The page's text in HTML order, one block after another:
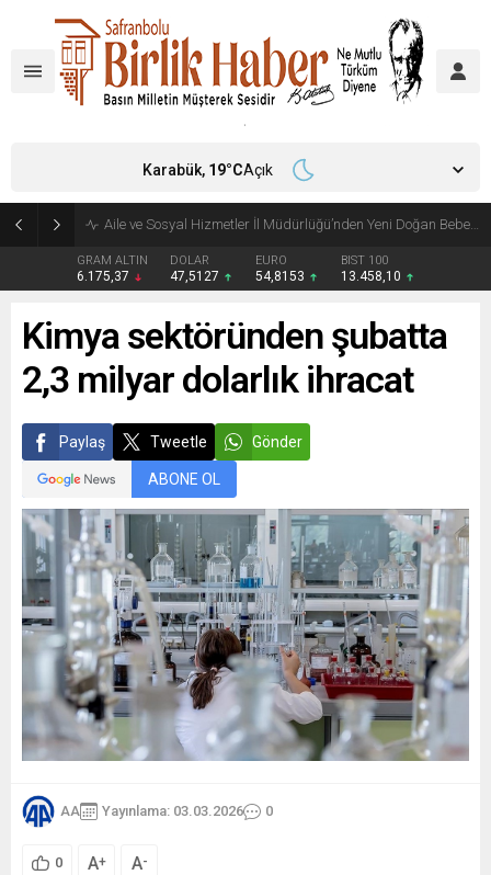
Aile ve Sosyal Hizmetler İl Müdürlüğü’nden Yeni Doğan Bebekler İçin Destek Çantası
GRAM ALTIN
6.175,37
DOLAR
47,5127
EURO
54,8153
BIST 100
13.458,10
Karabük, 19°CAçık
Kimya sektöründen şubatta
2,3 milyar dolarlık ihracat
Paylaş Tweetle Gönder
ABONE OL
AA Yayınlama: 03.03.2026 0
0 A+ A-